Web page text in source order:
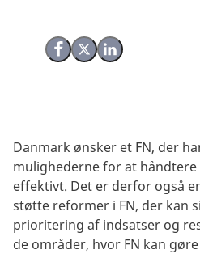
Del på Facebook
Del på X (Twitter)
Del på LinkedIn
Danmark ønsker et FN, der
mulighederne for at
effektivt. Det er derfor også
støtte reformer i FN, der kan
prioritering af indsatser og
de områder, hvor FN kan